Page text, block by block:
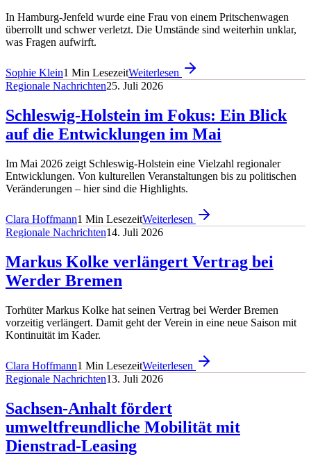
In Hamburg-Jenfeld wurde eine Frau von einem Pritschenwagen
überrollt und schwer verletzt. Die Umstände sind weiterhin unklar,
was Fragen aufwirft.
Sophie Klein1 Min LesezeitWeiterlesen
Regionale Nachrichten25. Juli 2026
Schleswig-Holstein im Fokus: Ein Blick
auf die Entwicklungen im Mai
Im Mai 2026 zeigt Schleswig-Holstein eine Vielzahl regionaler
Entwicklungen. Von kulturellen Veranstaltungen bis zu politischen
Veränderungen – hier sind die Highlights.
Clara Hoffmann1 Min LesezeitWeiterlesen
Regionale Nachrichten14. Juli 2026
Markus Kolke verlängert Vertrag bei
Werder Bremen
Torhüter Markus Kolke hat seinen Vertrag bei Werder Bremen
vorzeitig verlängert. Damit geht der Verein in eine neue Saison mit
Kontinuität im Kader.
Clara Hoffmann1 Min LesezeitWeiterlesen
Regionale Nachrichten13. Juli 2026
Sachsen-Anhalt fördert
umweltfreundliche Mobilität mit
Dienstrad-Leasing